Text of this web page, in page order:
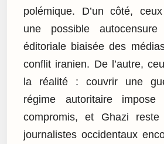
polémique. D’un côté,
une possible
éditoriale biaisée des
conflit iranien. De l’autre,
la réalité : couvrir une
régime autoritaire impose
compromis, et Ghazi
journalistes occidentaux